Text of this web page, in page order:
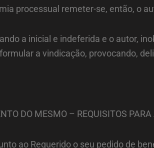
processual remeter-se, então, o
a inicial e indeferida e o autor,
a vindicação, provocando,
DO MESMO – REQUISITOS
ao Requerido o seu pedido de